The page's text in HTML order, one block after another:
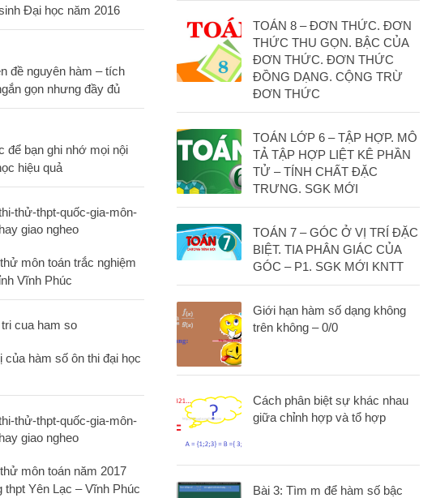
TOÁN 8 – ĐƠN THỨC. ĐƠN
THỨC THU GỌN. BẬC CỦA
ĐƠN THỨC. ĐƠN THỨC
ĐỒNG DẠNG. CỘNG TRỪ
ĐƠN THỨC
TOÁN LỚP 6 – TẬP HỢP. MÔ
TẢ TẬP HỢP LIỆT KÊ PHẦN
TỬ – TÍNH CHẤT ĐẶC
TRƯNG. SGK MỚI
TOÁN 7 – GÓC Ở VỊ TRÍ ĐẶC
BIỆT. TIA PHÂN GIÁC CỦA
GÓC – P1. SGK MỚI KNTT
Giới hạn hàm số dạng không
trên không – 0/0
Cách phân biệt sự khác nhau
giữa chỉnh hợp và tổ hợp
Bài 3: Tìm m để hàm số bậc
Đại học năm 2016
đề nguyên hàm – tích
gọn nhưng đầy đủ
để bạn ghi nhớ mọi nội
hiệu quả
môn toán trắc nghiệm
Vĩnh Phúc
của hàm số ôn thi đại học
môn toán năm 2017
thpt Yên Lạc – Vĩnh Phúc